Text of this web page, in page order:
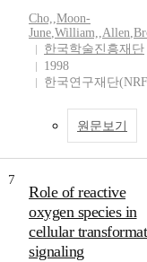
Cho,,Moon-
June,William,,Allen,
한국학술진흥재단
1998
한국연구재단
원문보기
7
Role of reactive
oxygen species in
cellular
signaling